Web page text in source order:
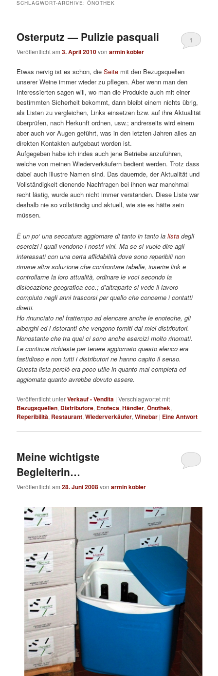
SCHLAGWORT-ARCHIVE:ÖNOTHEK
Osterputz — Pulizie pasquali
Veröffentlicht am3. April 2010vonarmin kobler
1
Etwas nervig ist es schon, dieSeite mit den Bezugsquellen
unserer Weine immer wieder zu pflegen. Aber wenn man den
Interessierten sagen will, wo man die Produkte auch mit einer
bestimmten Sicherheit bekommt, dann bleibt einem nichts übrig,
als Listen zu vergleichen, Links einsetzen bzw. auf ihre Aktualität
überprüfen, nach Herkunft ordnen, usw.; andrerseits wird einem
aber auch vor Augen geführt, was in den letzten Jahren alles an
direkten Kontakten aufgebaut worden ist.
Aufgegeben habe ich indes auch jene Betriebe anzuführen,
welche von meinen Wiederverkäufern bedient werden. Trotz dass
dabei auch illustre Namen sind. Das dauernde, der Aktualität und
Vollständigkeit dienende Nachfragen bei ihnen war manchmal
recht lästig, wurde auch nicht immer verstanden. Diese Liste war
deshalb nie so vollständig und aktuell, wie sie es hätte sein
müssen.
È un po‘ una seccatura aggiornare di tanto in tanto lalista degli
esercizi i quali vendono i nostri vini. Ma se si vuole dire agli
interessati con una certa affidabilità dove sono reperibili non
rimane altra soluzione che confrontare tabelle, inserire link e
controllarne la loro attualità, ordinare le voci secondo la
dislocazione geografica ecc.; d’altraparte si vede il lavoro
compiuto negli anni trascorsi per quello che concerne i contatti
diretti.
Ho rinunciato nel frattempo ad elencare anche le enoteche, gli
alberghi ed i ristoranti che vengono forniti dai miei distributori.
Nonostante che tra quei ci sono anche esercizi molto rinomati.
Le continue richieste per tenere aggiornato questo elenco era
fastidioso e non tutti i distributori ne hanno capito il senso.
Questa lista perciò era poco utile in quanto mai completa ed
aggiornata quanto avrebbe dovuto essere.
Veröffentlicht unterVerkauf - Vendita |Verschlagwortet mit
Bezugsquellen, Distributore, Enoteca,Händler,Önothek,
Reperibilità, Restaurant,Wiederverkäufer,Winebar | EineAntwort
Meine wichtigste
Begleiterin…
Veröffentlicht am28. Juni 2008vonarmin kobler